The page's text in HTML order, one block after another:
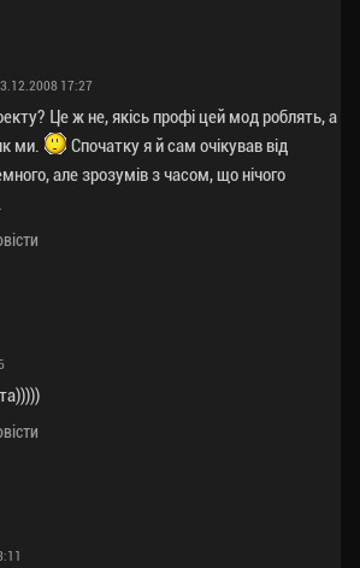
17:27
Це ж не, якісь профі цей мод роблять, а
ми.
Спочатку я й сам очікував від
але зрозумів з часом, що нічого